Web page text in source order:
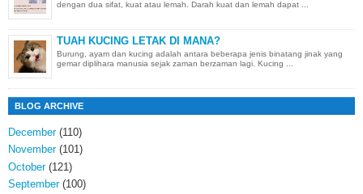
dengan dua sifat, kuat atau lemah. Darah kuat dan lemah dapat ...
TUAH KUCING LETAK DI MANA?
Burung, ayam dan kucing adalah antara beberapa jenis binatang jinak yang
gemar diplihara manusia sejak zaman berzaman lagi. Kucing ...
BLOG ARCHIVE
December(110)
November(101)
October(121)
September(100)